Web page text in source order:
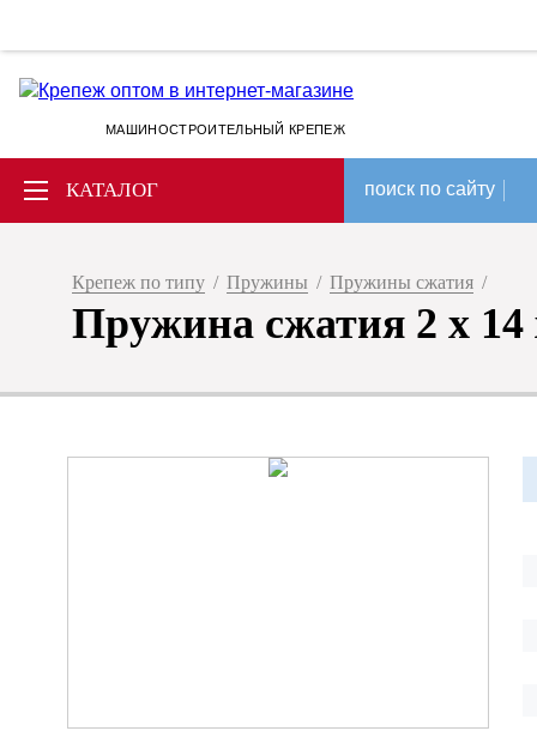
МАШИНОСТРОИТЕЛЬНЫЙ КРЕПЕЖ
КАТАЛОГ поиск по сайту
Крепеж по типу / Пружины / Пружины сжатия /
Пружина сжатия 2 x 14